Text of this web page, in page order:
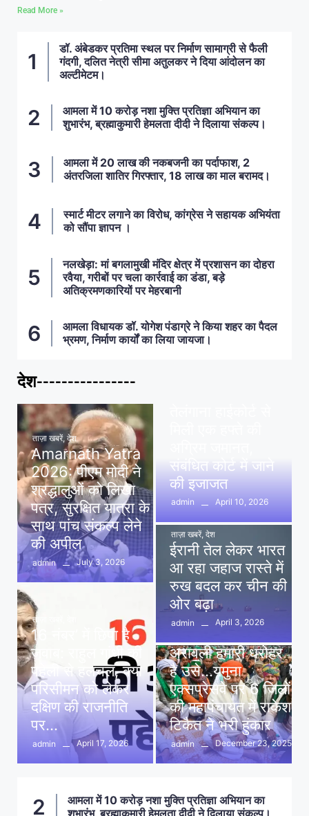
Read More »
डॉ. अंबेडकर प्रतिमा स्थल पर निर्माण सामाग्री से फैली
गंदगी, दलित नेत्री सीमा अतुलकर ने दिया आंदोलन का
अल्टीमेटम।
आमला में 10 करोड़ नशा मुक्ति प्रतिज्ञा अभियान का
शुभारंभ, ब्रह्माकुमारी हेमलता दीदी ने दिलाया संकल्प।
आमला में 20 लाख की नकबजनी का पर्दाफाश, 2
अंतरजिला शातिर गिरफ्तार, 18 लाख का माल बरामद।
स्मार्ट मीटर लगाने का विरोध, कांग्रेस ने सहायक अभियंता
को सौंपा ज्ञापन ।
नलखेड़ा: मां बगलामुखी मंदिर क्षेत्र में प्रशासन का दोहरा
रवैया, गरीबों पर चला कार्रवाई का डंडा, बड़े
अतिक्रमणकारियों पर मेहरबानी
आमला विधायक डॉ. योगेश पंडाग्रे ने किया शहर का पैदल
भ्रमण, निर्माण कार्यों का लिया जायजा।
देश----------------
ताज़ा खबरें, देश
Amarnath Yatra
2026: पीएम मोदी ने
श्रद्धालुओं को लिखा
पत्र, सुरक्षित यात्रा के
साथ पांच संकल्प लेने
की अपील
admin July 3, 2026
ताज़ा खबरें
16 नंबर’ में छिपा है
जवाब: राहुल गांधी की
पहेली से हलचल, क्या
परिसीमन को लेकर
दक्षिण की राजनीति
पर…
admin April 17, 2026
संबंधित कोर्ट में जाने
की इजाजत
admin April 10, 2026
ताज़ा खबरें, देश
ईरानी तेल लेकर भारत
आ रहा जहाज रास्ते में
रुख बदल कर चीन की
ओर बढ़ा
admin
April 3, 2026
अरावली हमारी धरोहर
है उसे…यमुना
एक्सप्रेसवे पर 6 जिलों
की महापंचायत में राकेश
टिकैत ने भरी हुंकार
admin December 23, 2025
2
आमला में 10 करोड़ नशा मुक्ति प्रतिज्ञा अभियान का